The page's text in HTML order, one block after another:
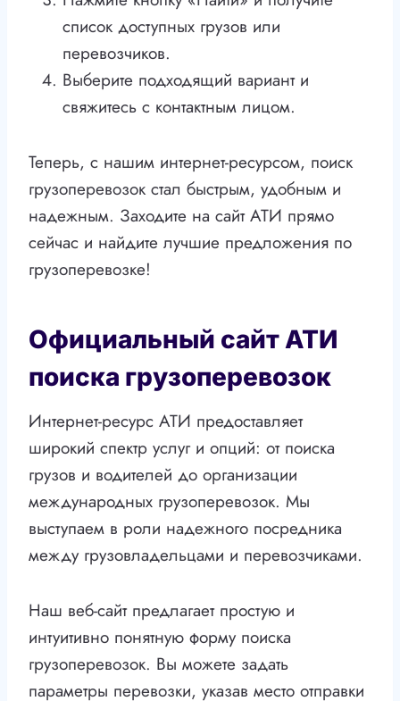
список доступных грузов или
перевозчиков.
Выберите подходящий вариант и
свяжитесь с контактным лицом.
Теперь, с нашим интернет-ресурсом, поиск
грузоперевозок стал быстрым, удобным и
надежным. Заходите на сайт АТИ прямо
сейчас и найдите лучшие предложения по
грузоперевозке!
Официальный сайт АТИ
поиска грузоперевозок
Интернет-ресурс АТИ предоставляет
широкий спектр услуг и опций: от поиска
грузов и водителей до организации
международных грузоперевозок. Мы
выступаем в роли надежного посредника
между грузовладельцами и перевозчиками.
Наш веб-сайт предлагает простую и
интуитивно понятную форму поиска
грузоперевозок. Вы можете задать
параметры перевозки, указав место отправки